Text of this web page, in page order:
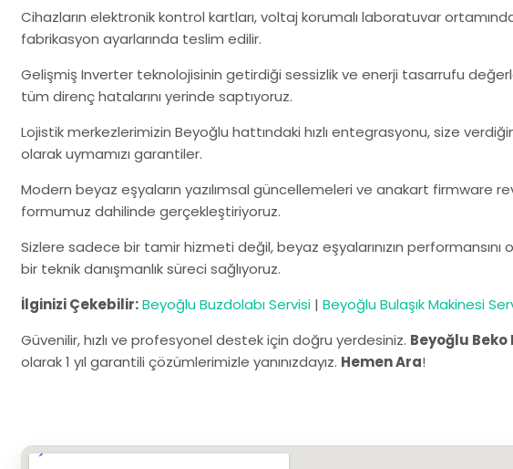
Cihazların elektronik kontrol kartları, voltaj korumalı laboratuvar
fabrikasyon ayarlarında teslim edilir.
Gelişmiş Inverter teknolojisinin getirdiği sessizlik ve enerji tasarrufu
tüm direnç hatalarını yerinde saptıyoruz.
Lojistik merkezlerimizin Beyoğlu hattındaki hızlı entegrasyonu, size
olarak uymamızı garantiler.
Modern beyaz eşyaların yazılımsal güncellemeleri ve anakart firmware
formumuz dahilinde gerçekleştiriyoruz.
Sizlere sadece bir tamir hizmeti değil, beyaz eşyalarınızın performansını
bir teknik danışmanlık süreci sağlıyoruz.
İlginizi Çekebilir:Beyoğlu Buzdolabı Servisi | Beyoğlu Bulaşık Makinesi
Güvenilir, hızlı ve profesyonel destek için doğru yerdesiniz. Beyoğlu Beko
olarak 1 yıl garantili çözümlerimizle yanınızdayız. Hemen Ara!